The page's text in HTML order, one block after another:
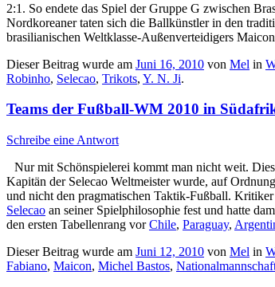
2:1. So endete das Spiel der Gruppe G zwischen
Nordkoreaner taten sich die Ballkünstler in den
brasilianischen Weltklasse-Außenverteidigers
Dieser Beitrag wurde am Juni 16, 2010 von Mel in
Robinho, Selecao, Trikots, Y. N. Ji.
Teams der Fußball-WM 2010 in
Schreibe eine Antwort
Nur mit Schönspielerei kommt man nicht weit.
Kapitän der Selecao Weltmeister wurde, auf
und nicht den pragmatischen Taktik-Fußball.
Selecao an seiner Spielphilosophie fest und hatte
den ersten Tabellenrang vorChile, Paraguay,
Dieser Beitrag wurde am Juni 12, 2010 von Mel in
Fabiano, Maicon, Michel Bastos,